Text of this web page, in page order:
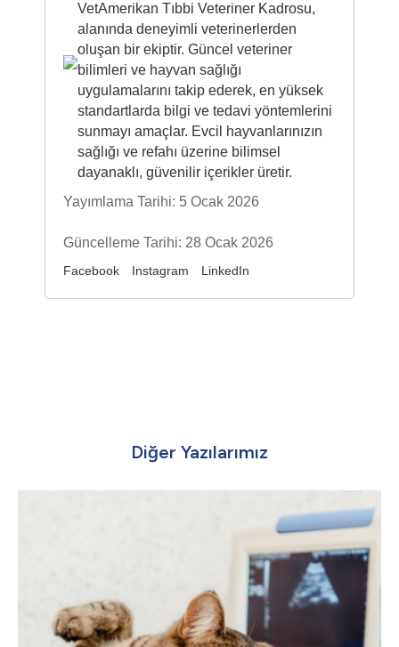
VetAmerikan Tıbbi Veteriner Kadrosu,
alanında deneyimli veterinerlerden
oluşan bir ekiptir. Güncel veteriner
bilimleri ve hayvan sağlığı
uygulamalarını takip ederek, en yüksek
standartlarda bilgi ve tedavi yöntemlerini
sunmayı amaçlar. Evcil hayvanlarınızın
sağlığı ve refahı üzerine bilimsel
dayanaklı, güvenilir içerikler üretir.
Yayımlama Tarihi: 5 Ocak 2026
Güncelleme Tarihi: 28 Ocak 2026
Facebook Instagram LinkedIn
Diğer Yazılarımız